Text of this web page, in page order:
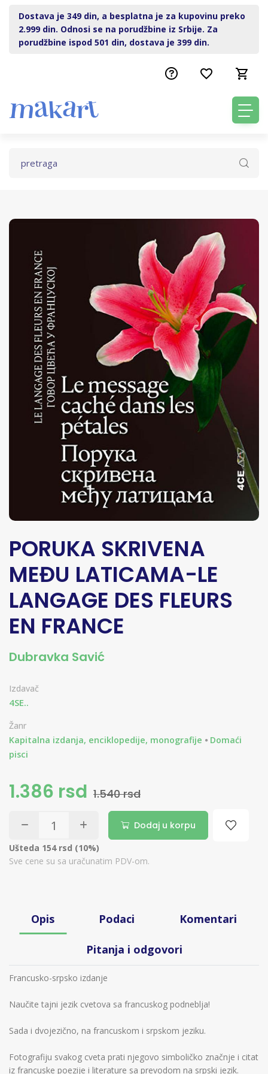
Dostava je 349 din, a besplatna je za kupovinu preko
2.999 din. Odnosi se na porudžbine iz Srbije. Za
porudžbine ispod 501 din, dostava je 399 din.
PORUKA SKRIVENA
MEĐU LATICAMA-LE
LANGAGE DES FLEURS
EN FRANCE
Dubravka Savić
Izdavač
4SE..
Žanr
Kapitalna izdanja, enciklopedije, monografije
Domaći
pisci
1.386 rsd 1.540 rsd
Dodaj u korpu
Ušteda 154 rsd (10%)
Sve cene su sa uračunatim PDV-om.
Opis Podaci Komentari
Pitanja i odgovori
Francusko-srpsko izdanje
Naučite tajni jezik cvetova sa francuskog podneblja!
Sada i dvojezično, na francuskom i srpskom jeziku.
Fotografiju svakog cveta prati njegovo simboličko značnje i citat
iz francuske poezije i literature sa prevodom na srpski jezik.